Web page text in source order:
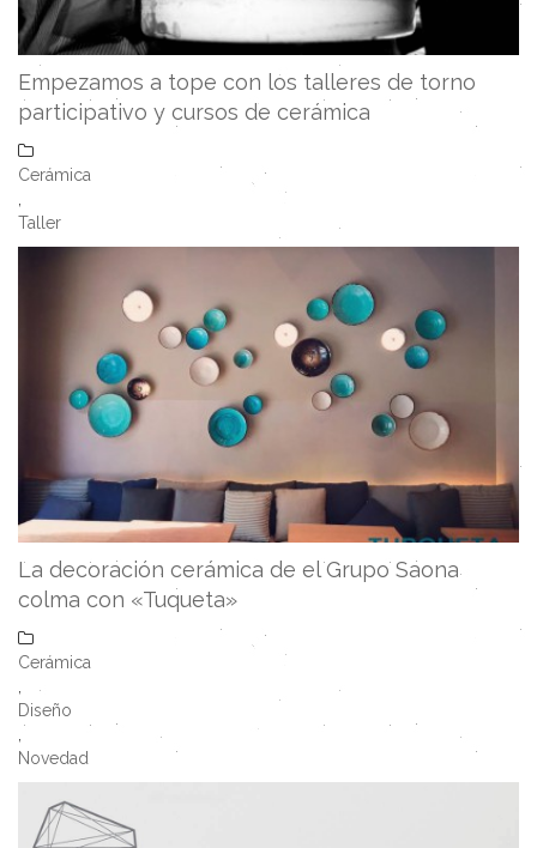
Empezamos a tope con los talleres de torno
participativo y cursos de cerámica
Cerámica
Taller
La decoración cerámica de el Grupo Saona
colma con «Tuqueta»
Cerámica
Diseño
Novedad